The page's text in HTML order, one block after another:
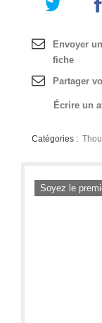
Envoyer
fiche
Partager
Écrire un
Catégories :
Soyez le